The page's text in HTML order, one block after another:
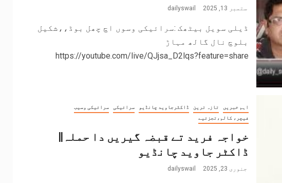
ستمبر 13, 2025 dailyswail
ڈیلی سویل بیٹھک :سرائیکی وسوں اچ چھل بوڈ،،شکیل
بلوچ نال گالھ مہاڑ
https://youtube.com/live/QJjsa_D2lqs?feature=share
اہم خبریں تازہ ترین ڈاکٹرجاوید چانڈیو سرائیکی
سرائیکی وسیب
فیچر، کالم،تجزئیے
خواجہ فرید تے قبضہ گیریں دا حملہ||
ڈاکٹر جاوید چانڈیو
جنوری 23, 2025 dailyswail